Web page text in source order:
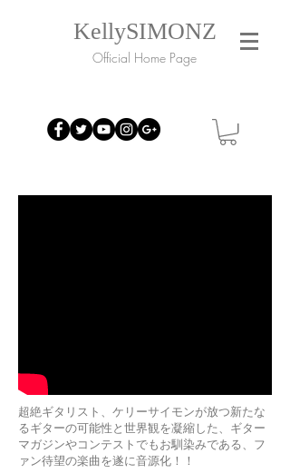
KellySIMONZ
Official Home Page
超絶ギタリスト、ケリーサイモンが放つ新たな
るギターの可能性と世界観を凝縮した、ギター
マガジンやコンテストでもお馴染みである、フ
ァン待望の楽曲を遂に音源化！！